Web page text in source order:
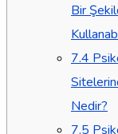
Bir
7.4
Nedir?
7.5